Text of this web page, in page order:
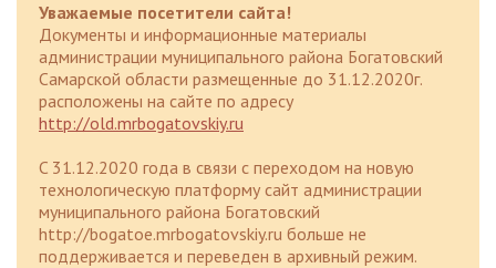
Уважаемые посетители сайта!
Документы и информационные материалы
администрации муниципального района Богатовский
Самарской области размещенные до 31.12.2020г.
расположены на сайте по адресу
http://old.mrbogatovskiy.ru
C 31.12.2020 года в связи с переходом на новую
технологическую платформу сайт администрации
муниципального района Богатовский
http://bogatoe.mrbogatovskiy.ru больше не
поддерживается и переведен в архивный режим.